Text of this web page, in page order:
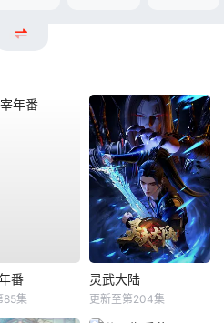
番
85集
灵武大陆
更新至第204集